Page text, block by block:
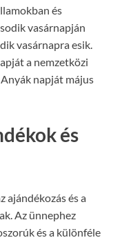
és
vasárnapján
vasárnapra esik.
a nemzetközi
napját május
és
ajándékozás és a
Az ünnephez
és a különféle